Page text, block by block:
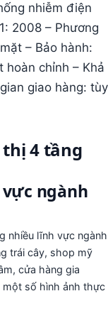
nhiễm điện
2008 – Phương
– Bảo hành:
chỉnh – Khả
giao hàng: tùy
thị 4 tầng
ngành
nhiều lĩnh vực ngành
trái cây, shop mỹ
cửa hàng gia
một số hình ảnh thực